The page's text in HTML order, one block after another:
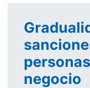
negocio